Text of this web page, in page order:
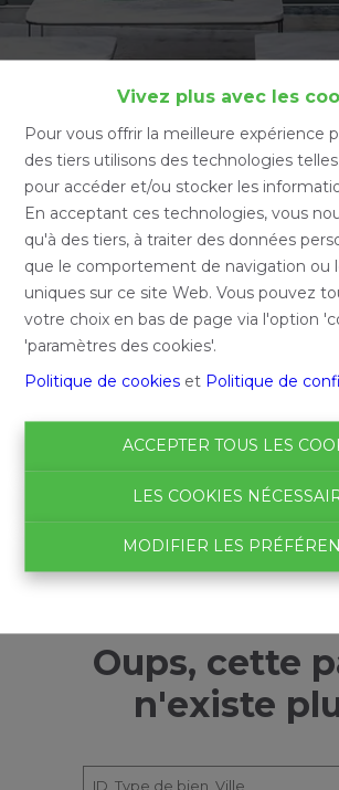
Vivez plus avec les
Pour vous offrir la meilleure expérience
des tiers utilisons des technologies
pour accéder et/ou stocker les
En acceptant ces technologies, vous
qu'à des tiers, à traiter des données
que le comportement de navigation ou
uniques sur ce site Web. Vous pouvez
votre choix en bas de page via l'option
'paramètres des cookies'.
Politique de cookies et Politique de
ACCEPTER TOUS LES
LES COOKIES
MODIFIER LES
Accueil
Accueil
Oups, cette
n'existe